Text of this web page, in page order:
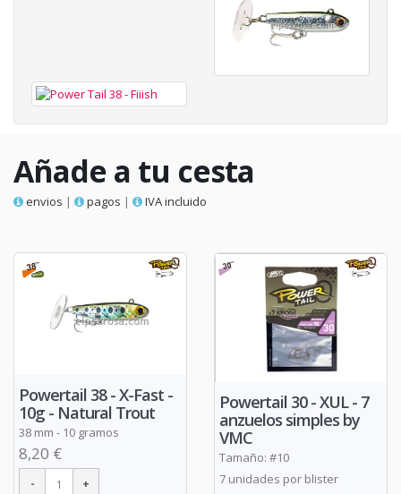
Añade a tu cesta
envios | pagos | IVA incluido
Powertail 38 - X-Fast -
10g - Natural Trout
38 mm - 10 gramos
8,20 €
Powertail 30 - XUL - 7
anzuelos simples by
VMC
Tamaño: #10
7 unidades por blister